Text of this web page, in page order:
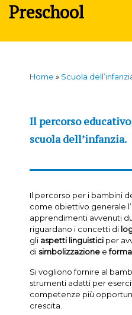
Preschool
Home » Scuola
Il percorso
scuola dell’infanzia.
Il percorso per i bambini
come obiettivo generale
apprendimenti avvenuti
riguardano i concetti di
gli aspetti linguisticiper
di simbolizzazionee
Si vogliono fornire al
strumenti adatti per
competenze più
crescita.